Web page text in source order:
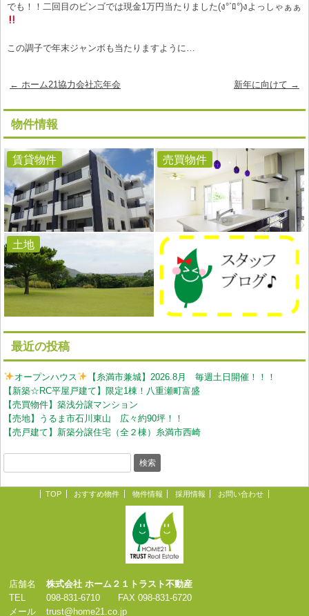
でも！！二回目のビンゴでは現金1万円当たりました(ง°`ﾛ°)งよっしゃぁぁ
この調子で年末ジャンボも当たりますように…
Post
← ホーム21協力会社忘年会 新年に向けて →
物件情報
賃貸物件 売買物件
土地
最近の投稿
オープンハウス
【糸満市兼城】2026.8月 毎週土日開催！！！
【新築☆RC平屋戸建て】限定1棟！八重瀬町富盛
【売買物件】築浅分譲マンション
【売地】うるま市石川東山 広々約90坪！！
【売戸建て】新築分譲住宅（全２棟）糸満市西崎
TOP おすすめ物件 物件情報 採用情報 お問い合わせ
店舗名
株式会社 ホーム２１トラスト不動産
TEL
098-831-6710 FAX 098-831-6720
メール
trust@home21.co.jp